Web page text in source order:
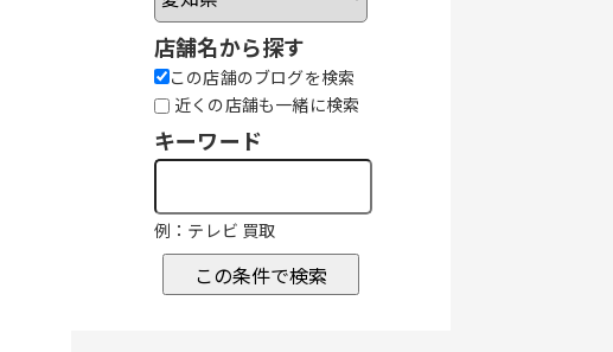
店舗名から探す
この店舗のブログを検索
近くの店舗も一緒に検索
キーワード
例：テレビ 買取
この条件で検索